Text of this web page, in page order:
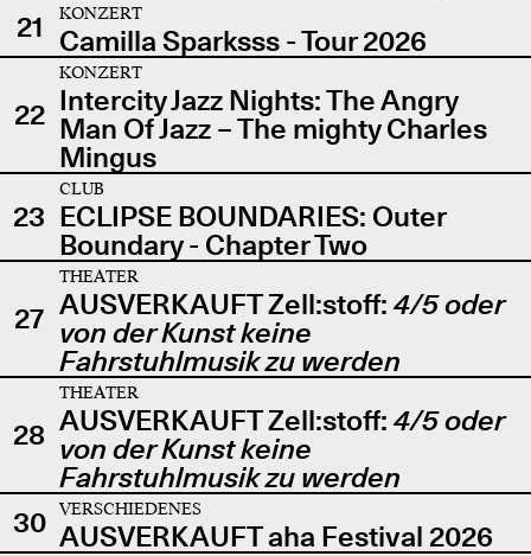
21
KONZERT
Camilla Sparksss - Tour 2026
22
KONZERT
Intercity Jazz Nights: The Angry
Man Of Jazz – The mighty Charles
Mingus
23
CLUB
ECLIPSE BOUNDARIES: Outer
Boundary - Chapter Two
27
THEATER
AUSVERKAUFT Zell:stoff: 4/5 oder
von der Kunst keine
Fahrstuhlmusik zu werden
28
THEATER
AUSVERKAUFT Zell:stoff: 4/5 oder
von der Kunst keine
Fahrstuhlmusik zu werden
30
VERSCHIEDENES
AUSVERKAUFT aha Festival 2026